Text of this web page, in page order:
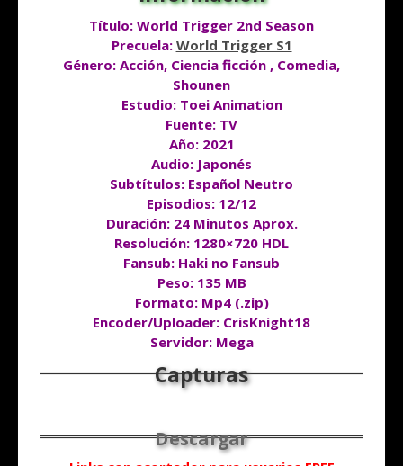
Título: World Trigger 2nd Season
Precuela: World Trigger S1
Género: Acción, Ciencia ficción , Comedia,
Shounen
Estudio: Toei Animation
Fuente: TV
Año: 2021
Audio: Japonés
Subtítulos: Español Neutro
Episodios: 12/12
Duración: 24 Minutos Aprox.
Resolución: 1280×720 HDL
Fansub: Haki no Fansub
Peso: 135 MB
Formato: Mp4 (.zip)
Encoder/Uploader: CrisKnight18
Servidor: Mega